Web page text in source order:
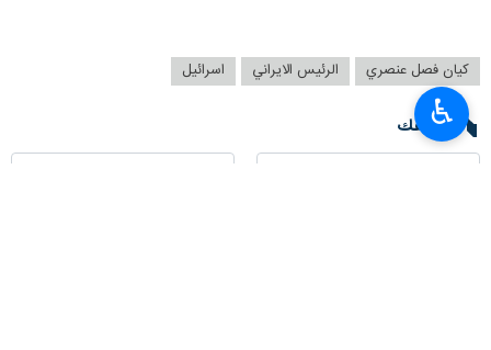
كيان فصل عنصري الرئيس الايراني اسرائيل
تعليقك
♿︎